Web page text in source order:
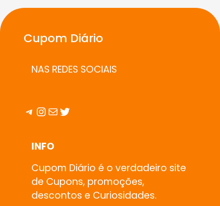
Cupom Diário
NAS REDES SOCIAIS
Telegram
Instagram
E-mailTwitter
INFO
Cupom Diário é o verdadeiro site
de Cupons, promoções,
descontos e Curiosidades.